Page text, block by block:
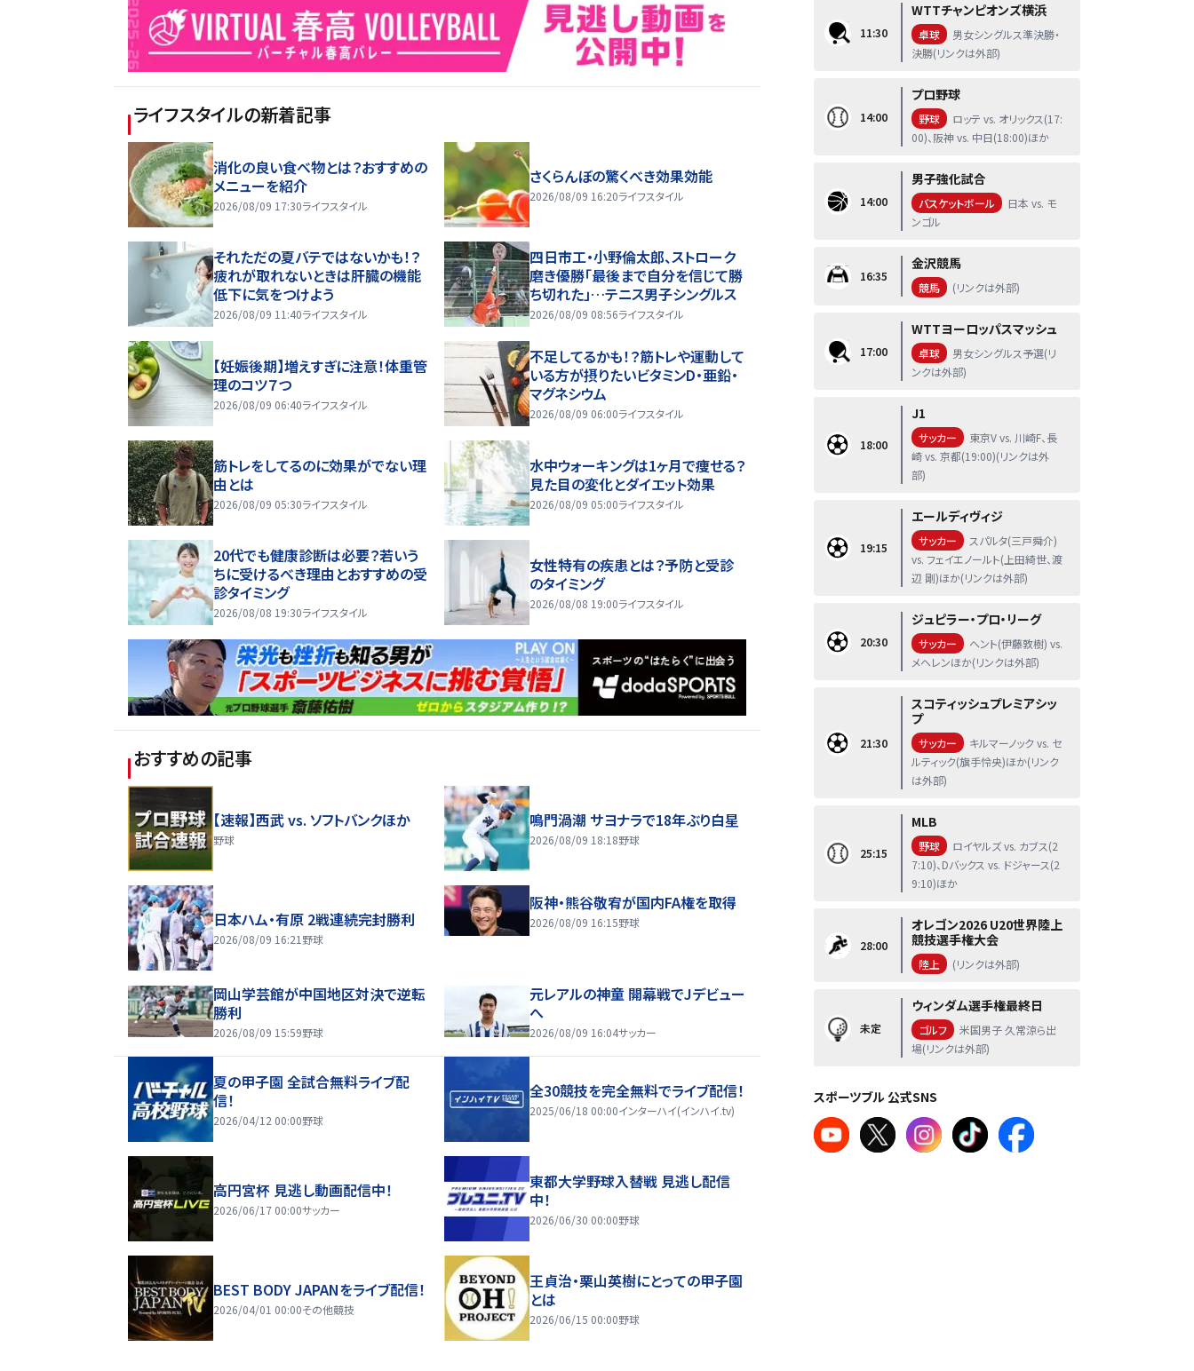
ライフスタイルの新着記事
消化の良い食べ物とは？おすすめの
メニューを紹介
2026/08/09 17:30ライフスタイル
さくらんぼの驚くべき効果効能
2026/08/09 16:20ライフスタイル
それただの夏バテではないかも！？
疲れが取れないときは肝臓の機能
低下に気をつけよう
2026/08/09 11:40ライフスタイル
四日市工・小野倫太郎、ストローク
磨き優勝「最後まで自分を信じて勝
ち切れた」…テニス男子シングルス
2026/08/09 08:56ライフスタイル
【妊娠後期】増えすぎに注意！体重管
理のコツ７つ
2026/08/09 06:40ライフスタイル
不足してるかも！？筋トレや運動して
いる方が摂りたいビタミンD・亜鉛・
マグネシウム
2026/08/09 06:00ライフスタイル
筋トレをしてるのに効果がでない理
由とは
2026/08/09 05:30ライフスタイル
水中ウォーキングは1ヶ月で痩せる？
見た目の変化とダイエット効果
2026/08/09 05:00ライフスタイル
20代でも健康診断は必要？若いう
ちに受けるべき理由とおすすめの受
診タイミング
2026/08/08 19:30ライフスタイル
女性特有の疾患とは？予防と受診
のタイミング
2026/08/08 19:00ライフスタイル
おすすめの記事
【速報】西武 vs. ソフトバンクほか
野球
鳴門渦潮 サヨナラで18年ぶり白星
2026/08/09 18:18野球
日本ハム・有原 2戦連続完封勝利
2026/08/09 16:21 野球
阪神・熊谷敬宥が国内FA権を取得
2026/08/09 16:15野球
岡山学芸館が中国地区対決で逆転
勝利
2026/08/09 15:59野球
元レアルの神童 開幕戦でJデビュー
へ
2026/08/09 16:04サッカー
夏の甲子園 全試合無料ライブ配
信！
2026/04/12 00:00野球
全30競技を完全無料でライブ配信！
2025/06/18 00:00インターハイ(インハイ.tv)
高円宮杯 見逃し動画配信中！
2026/06/17 00:00サッカー
東都大学野球入替戦 見逃し配信
中！
2026/06/30 00:00野球
BEST BODY JAPANをライブ配信！
2026/04/01 00:00その他競技
王貞治・栗山英樹にとっての甲子園
とは
2026/06/15 00:00野球
11:30
WTTチャンピオンズ横浜
卓球
男女シングルス準決勝・
決勝(リンクは外部)
14:00
プロ野球
野球
ロッテ vs. オリックス(17:
00)、阪神 vs. 中日(18:00)ほか
14:00
男子強化試合
バスケットボール
日本 vs. モ
ンゴル
16:35
金沢競馬
競馬 (リンクは外部)
17:00
WTTヨーロッパスマッシュ
卓球
男女シングルス予選(リ
ンクは外部)
18:00
J1
サッカー
東京V vs. 川崎F、長
崎 vs. 京都(19:00)(リンクは外
部)
19:15
エールディヴィジ
サッカー
スパルタ(三戸舜介)
vs. フェイエノールト(上田綺世、渡
辺 剛)ほか(リンクは外部)
20:30
ジュピラー・プロ・リーグ
サッカー
ヘント(伊藤敦樹) vs.
メヘレンほか(リンクは外部)
21:30
スコティッシュプレミアシッ
プ
サッカー
キルマーノック vs. セ
ルティック(旗手怜央)ほか(リンク
は外部)
25:15
MLB
野球
ロイヤルズ vs. カブス(2
7:10)、Dバックス vs. ドジャース(2
9:10)ほか
28:00
オレゴン2026 U20世界陸上
競技選手権大会
陸上 (リンクは外部)
未定
ウィンダム選手権最終日
ゴルフ
米国男子 久常涼ら出
場(リンクは外部)
スポーツブル 公式SNS